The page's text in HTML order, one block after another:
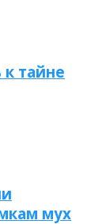
тайне
мух